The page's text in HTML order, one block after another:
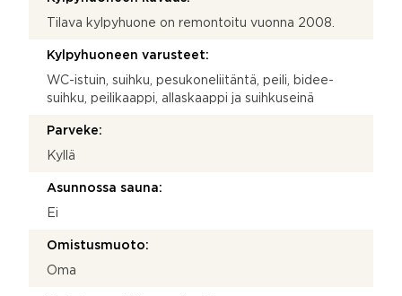
Tilava kylpyhuone on remontoitu vuonna 2008.
Kylpyhuoneen varusteet:
WC-istuin, suihku, pesukoneliitäntä, peili, bidee-
suihku, peilikaappi, allaskaappi ja suihkuseinä
Parveke:
Kyllä
Asunnossa sauna:
Ei
Omistusmuoto:
Oma